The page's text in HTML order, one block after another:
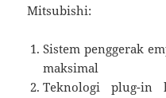
Mitsubishi:
Sistem penggerak
maksimal
Teknologi plug-in